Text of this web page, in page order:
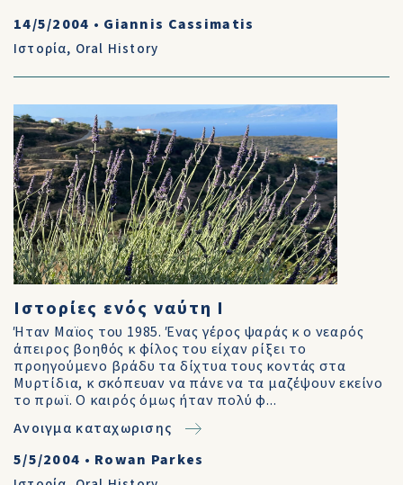
14/5/2004 • Giannis Cassimatis
Ιστορία, Oral History
Ιστορίες ενός ναύτη Ι
Ήταν Μαϊος του 1985. Ένας γέρος ψαράς κ ο νεαρός
άπειρος βοηθός κ φίλος του είχαν ρίξει το
προηγούμενο βράδυ τα δίχτυα τους κοντάς στα
Μυρτίδια, κ σκόπευαν να πάνε να τα μαζέψουν εκείνο
το πρωϊ. Ο καιρός όμως ήταν πολύ φ...
Ανοιγμα καταχωρισης
5/5/2004 • Rowan Parkes